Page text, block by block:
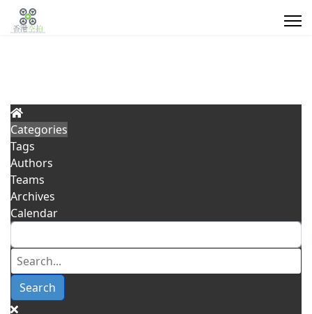
Search
Type 2 or more characters for results.
業
應
用
閉
空
間/
們
的
客
Us
Categories
Tags
Authors
Teams
Archives
Calendar
Search